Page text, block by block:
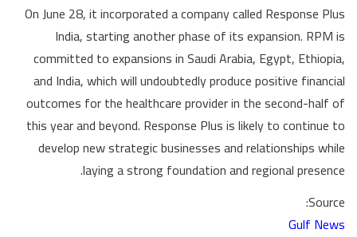
On June 28, it incorporated a company called Response Plus
India, starting another phase of its expansion. RPM is
committed to expansions in Saudi Arabia, Egypt, Ethiopia,
and India, which will undoubtedly produce positive financial
outcomes for the healthcare provider in the second-half of
this year and beyond. Response Plus is likely to continue to
develop new strategic businesses and relationships while
laying a strong foundation and regional presence.
Source:
Gulf News